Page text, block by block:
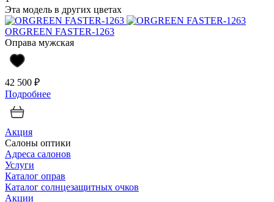
Эта модель в других цветах
ORGREEN FASTER-1263
Оправа мужская
42 500 ₽
Подробнее
Акция
Салоны оптики
Адреса салонов
Услуги
Каталог оправ
Каталог солнцезащитных очков
Акции